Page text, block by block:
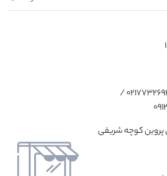
شماره های تماس : 02177326948 /
پروین کوچه شریفی